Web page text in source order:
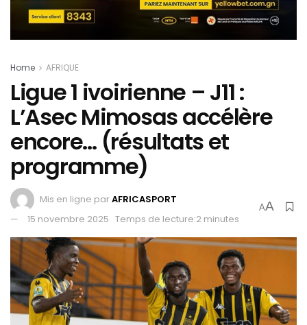
Home AFRIQUE
Ligue 1 ivoirienne – J11 :
L’Asec Mimosas accélère
encore… (résultats et
programme)
Mis en ligne parAFRICASPORT
15 novembre 2025 Temps de lecture:2 minutes
AA